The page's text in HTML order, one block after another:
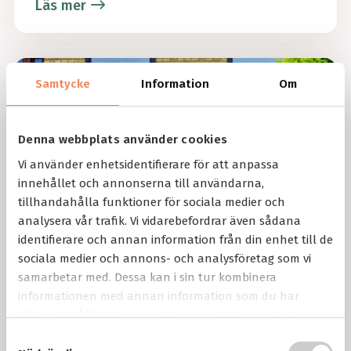
Samtycke Information Om
Denna webbplats använder cookies
Vi använder enhetsidentifierare för att anpassa
innehållet och annonserna till användarna,
tillhandahålla funktioner för sociala medier och
analysera vår trafik. Vi vidarebefordrar även sådana
identifierare och annan information från din enhet till de
sociala medier och annons- och analysföretag som vi
samarbetar med. Dessa kan i sin tur kombinera
informationen med annan information som du har
tillhandahållit eller som de har samlat in när du har
Läs mer